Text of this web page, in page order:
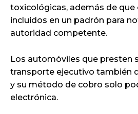
toxicológicas, además de que
incluidos en un padrón para
autoridad competente.
Los automóviles que presten
transporte ejecutivo también
y su método de cobro solo
electrónica.